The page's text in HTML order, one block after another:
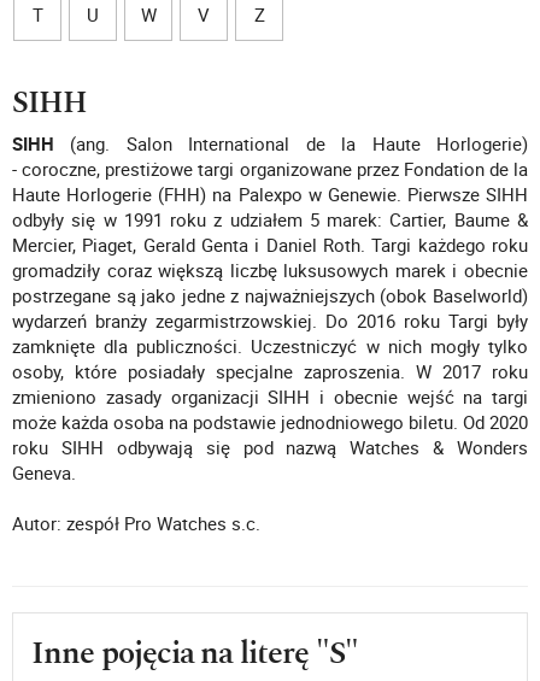
T U W V Z
SIHH
SIHH (ang. Salon International de la Haute Horlogerie)
- coroczne, prestiżowe targi organizowane przez Fondation de la
Haute Horlogerie (FHH) na Palexpo w Genewie. Pierwsze SIHH
odbyły się w 1991 roku z udziałem 5 marek: Cartier, Baume &
Mercier, Piaget, Gerald Genta i Daniel Roth. Targi każdego roku
gromadziły coraz większą liczbę luksusowych marek i obecnie
postrzegane są jako jedne z najważniejszych (obok Baselworld)
wydarzeń branży zegarmistrzowskiej. Do 2016 roku Targi były
zamknięte dla publiczności. Uczestniczyć w nich mogły tylko
osoby, które posiadały specjalne zaproszenia. W 2017 roku
zmieniono zasady organizacji SIHH i obecnie wejść na targi
może każda osoba na podstawie jednodniowego biletu. Od 2020
roku SIHH odbywają się pod nazwą Watches & Wonders
Geneva.
Autor: zespół Pro Watches s.c.
Inne pojęcia na literę "S"